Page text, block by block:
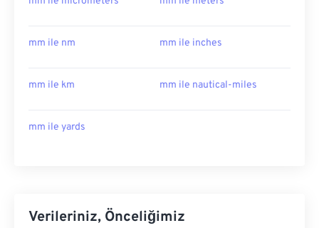
mm ile nm mm ile inches
mm ile km mm ile nautical-miles
mm ile yards
Verileriniz, Önceliğimiz